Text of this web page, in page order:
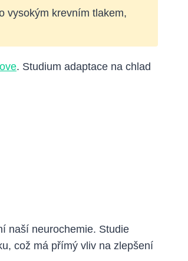
vysokým krevním tlakem,
. Studium adaptace na chlad
naší neurochemie. Studie
což má přímý vliv na zlepšení